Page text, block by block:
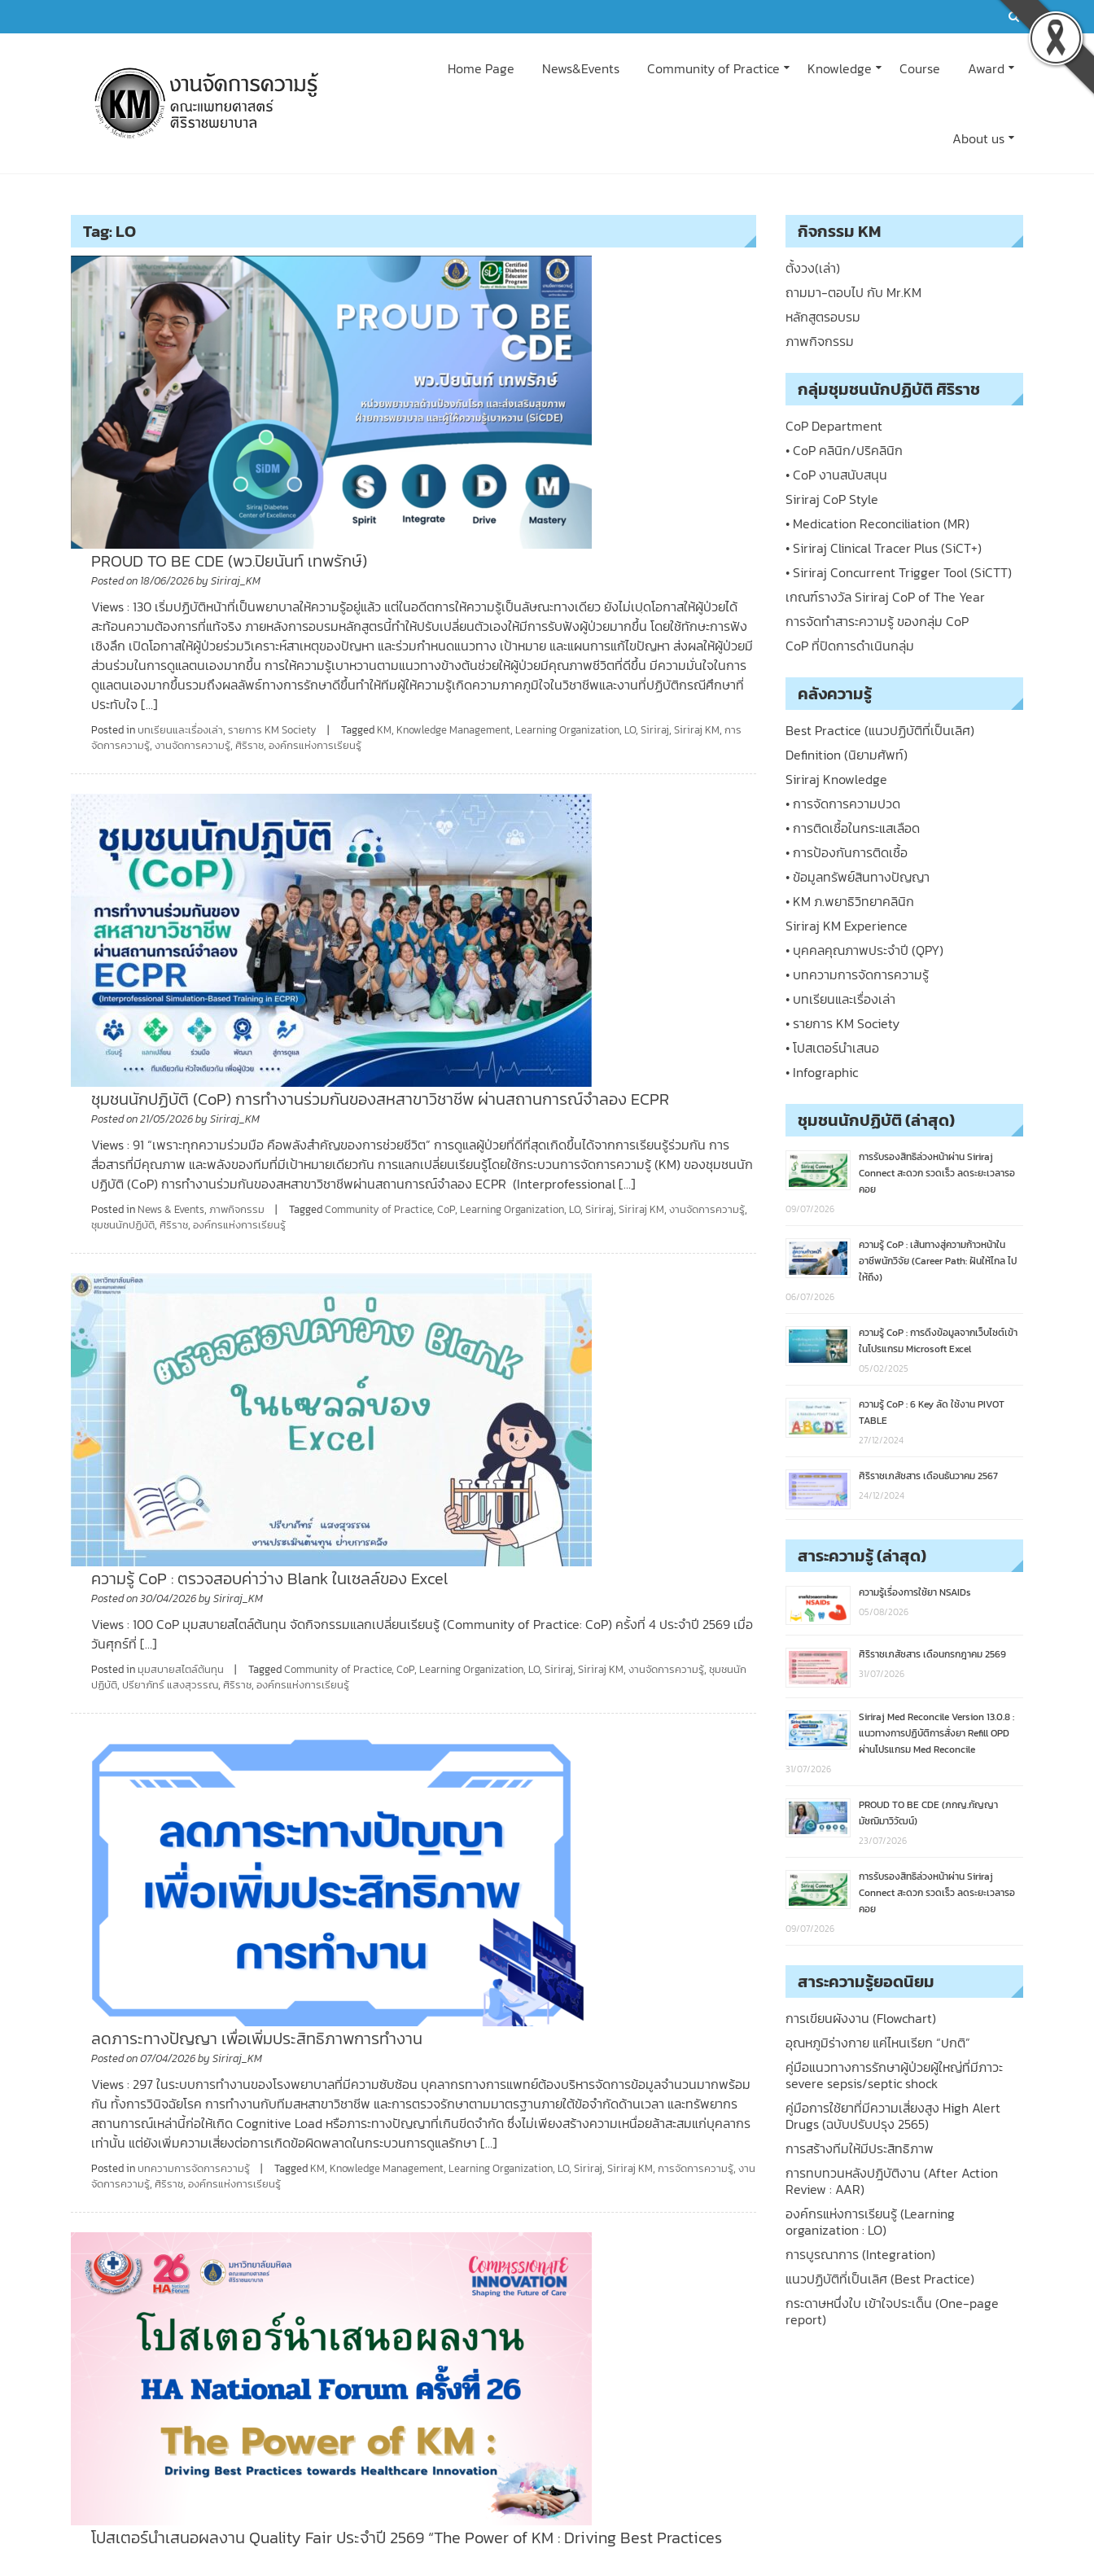
to
Home Page News&Events Community of Practice Knowledge Course Award
About us
Tag:LO
PROUD TO BE CDE (พว.ปิยนันท์ เทพรักษ์)
Posted on 18/06/2026bySiriraj_KM
Views : 130 เริ่มปฏิบัติหน้าที่เป็นพยาบาลให้ความรู้อยู่แล้ว แต่ในอดีตการให้ความรู้เป็นลัษณะทางเดียว ยังไม่เปฺดโอกาสให้ผู้ป่วยได้
สะท้อนความต้องการที่แท้จริง ภายหลังการอบรมหลักสูตรนี้ทำให้ปรับเปลี่ยนตัวเองให้มีการรับฟังผู้ป่วยมากขึ้น โดยใช้ทักษะการฟัง
เชิงลึก เปิดโอกาสให้ผู้ป่วยร่วมวิเคราะห์สาเหตุของปัญหา และร่วมกำหนดแนวทาง เป้าหมาย และแผนการแก้ไขปัญหา ส่งผลให้ผู้ป่วยมี
ส่วนร่วมในการดูแลตนเองมากขึ้น การให้ความรู้เบาหวานตามแนวทางข้างต้นช่วยให้ผู้ป่วยมีคุณภาพชีวิตที่ดีขึ้น มีความมั่นใจในการ
ดูแลตนเองมากขึ้นรวมถึงผลลัพธ์ทางการรักษาดีขึ้นทำให้ทีมผู้ให้ความรู้เกิดความภาคภูมิใจในวิชาชีพและงานที่ปฏิบัติกรณีศึกษาที่
ประทับใจ […]
Posted in บทเรียนและเรื่องเล่า,รายการ KM Society Tagged KM, Knowledge Management, Learning Organization, LO,Siriraj,Siriraj KM,การ
จัดการความรู้,งานจัดการความรู้, ศิริราช,องค์กรแห่งการเรียนรู้
ชุมชนนักปฏิบัติ (CoP) การทำงานร่วมกันของสหสาขาวิชาชีพ ผ่านสถานการณ์จำลอง ECPR
Posted on21/05/2026bySiriraj_KM
Views : 91 “เพราะทุกความร่วมมือ คือพลังสำคัญของการช่วยชีวิต” การดูแลผู้ป่วยที่ดีที่สุดเกิดขึ้นได้จากการเรียนรู้ร่วมกัน การ
สื่อสารที่มีคุณภาพ และพลังของทีมที่มีเป้าหมายเดียวกัน การแลกเปลี่ยนเรียนรู้โดยใช้กระบวนการจัดการความรู้ (KM) ของชุมชนนัก
ปฏิบัติ (CoP) การทำงานร่วมกันของสหสาขาวิชาชีพผ่านสถานการณ์จำลอง ECPR (Interprofessional […]
Posted in News & Events,ภาพกิจกรรม TaggedCommunity of Practice,CoP, Learning Organization, LO,Siriraj,Siriraj KM,งานจัดการความรู้,
ชุมชนนักปฏิบัติ, ศิริราช,องค์กรแห่งการเรียนรู้
ความรู้ CoP : ตรวจสอบค่าว่าง Blank ในเซลล์ของ Excel
Posted on30/04/2026bySiriraj_KM
Views : 100 CoP มุมสบายสไตล์ต้นทุน จัดกิจกรรมแลกเปลี่ยนเรียนรู้ (Community of Practice: CoP) ครั้งที่ 4 ประจำปี 2569 เมื่อ
วันศุกร์ที่ […]
Posted in มุมสบายสไตล์ต้นทุน TaggedCommunity of Practice,CoP, Learning Organization, LO,Siriraj,Siriraj KM,งานจัดการความรู้,ชุมชนนัก
ปฏิบัติ, ปรียาภัทร์ แสงสุวรรณ, ศิริราช,องค์กรแห่งการเรียนรู้
ลดภาระทางปัญญา เพื่อเพิ่มประสิทธิภาพการทำงาน
Posted on07/04/2026bySiriraj_KM
Views : 297 ในระบบการทำงานของโรงพยาบาลที่มีความซับซ้อน บุคลากรทางการแพทย์ต้องบริหารจัดการข้อมูลจำนวนมากพร้อม
กัน ทั้งการวินิจฉัยโรค การทำงานกับทีมสหสาขาวิชาชีพ และการตรวจรักษาตามมาตรฐานภายใต้ข้อจำกัดด้านเวลา และทรัพยากร
สถานการณ์เหล่านี้ก่อให้เกิด Cognitive Load หรือภาระทางปัญญาที่เกินขีดจำกัด ซึ่งไม่เพียงสร้างความเหนื่อยล้าสะสมแก่บุคลากร
เท่านั้น แต่ยังเพิ่มความเสี่ยงต่อการเกิดข้อผิดพลาดในกระบวนการดูแลรักษา […]
Posted in บทความการจัดการความรู้ Tagged KM, Knowledge Management, Learning Organization, LO,Siriraj,Siriraj KM,การจัดการความรู้,งาน
จัดการความรู้, ศิริราช,องค์กรแห่งการเรียนรู้
โปสเตอร์นำเสนอผลงาน Quality Fair ประจำปี 2569 “The Power of KM : Driving Best Practices
กิจกรรม KM
ตั้งวง(เล่า)
ถามมา-ตอบไป กับ Mr.KM
หลักสูตรอบรม
ภาพกิจกรรม
กลุ่มชุมชนนักปฏิบัติ ศิริราช
CoP Department
• CoP คลินิก/ปริคลินิก
• CoP งานสนับสนุน
Siriraj CoP Style
• Medication Reconciliation (MR)
• Siriraj Clinical Tracer Plus (SiCT+)
• Siriraj Concurrent Trigger Tool (SiCTT)
เกณฑ์รางวัล Siriraj CoP of The Year
การจัดทำสาระความรู้ ของกลุ่ม CoP
CoP ที่ปิดการดำเนินกลุ่ม
คลังความรู้
Best Practice (แนวปฏิบัติที่เป็นเลิศ)
Definition (นิยามศัพท์)
Siriraj Knowledge
• การจัดการความปวด
• การติดเชื้อในกระแสเลือด
• การป้องกันการติดเชื้อ
• ข้อมูลทรัพย์สินทางปัญญา
• KM ภ.พยาธิวิทยาคลินิก
Siriraj KM Experience
• บุคคลคุณภาพประจำปี (QPY)
• บทความการจัดการความรู้
• บทเรียนและเรื่องเล่า
• รายการ KM Society
• โปสเตอร์นำเสนอ
• Infographic
ชุมชนนักปฏิบัติ (ล่าสุด)
การรับรองสิทธิล่วงหน้าผ่าน Siriraj
Connect สะดวก รวดเร็ว ลดระยะเวลารอ
คอย
09/07/2026
ความรู้ CoP : เส้นทางสู่ความก้าวหน้าใน
อาชีพนักวิจัย (Career Path: ฝันให้ไกล ไป
ให้ถึง)
06/07/2026
ความรู้ CoP : การดึงข้อมูลจากเว็บไซต์เข้า
ในโปรแกรม Microsoft Excel
05/02/2025
ความรู้ CoP : 6 Key ลัด ใช้งาน PIVOT
TABLE
27/12/2024
ศิริราชเภสัชสาร เดือนธันวาคม 2567
24/12/2024
สาระความรู้ (ล่าสุด)
ความรู้เรื่องการใช้ยา NSAIDs
05/08/2026
ศิริราชเภสัชสาร เดือนกรกฎาคม 2569
31/07/2026
Siriraj Med Reconcile Version 13.0.8 :
แนวทางการปฏิบัติการสั่งยา Refill OPD
ผ่านโปรแกรม Med Reconcile
31/07/2026
PROUD TO BE CDE (ภกญ.กัญญา
มัชฌิมาวิวัฒน์)
23/07/2026
การรับรองสิทธิล่วงหน้าผ่าน Siriraj
Connect สะดวก รวดเร็ว ลดระยะเวลารอ
คอย
09/07/2026
สาระความรู้ยอดนิยม
การเขียนผังงาน (Flowchart)
อุณหภูมิร่างกาย แค่ไหนเรียก “ปกติ”
คู่มือแนวทางการรักษาผู้ป่วยผู้ใหญ่ที่มีภาวะ
severe sepsis/septic shock
คู่มือการใช้ยาที่มีความเสี่ยงสูง High Alert
Drugs (ฉบับปรับปรุง 2565)
การสร้างทีมให้มีประสิทธิภาพ
การทบทวนหลังปฎิบัติงาน (After Action
Review : AAR)
องค์กรแห่งการเรียนรู้ (Learning
organization : LO)
การบูรณาการ (Integration)
แนวปฏิบัติที่เป็นเลิศ (Best Practice)
กระดาษหนึ่งใบ เข้าใจประเด็น (One-page
report)